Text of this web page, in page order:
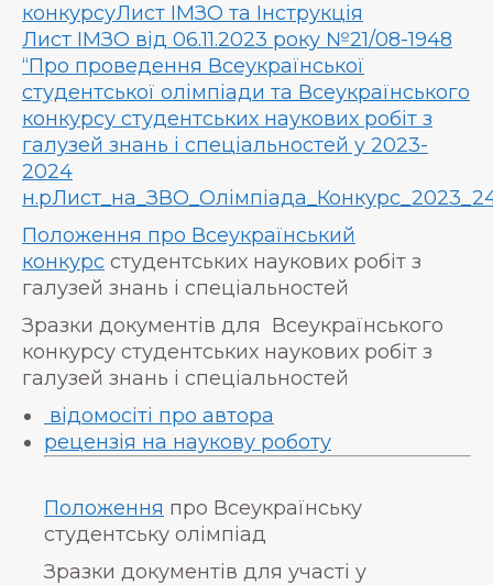
конкурсуЛист ІМЗО та Інструкція
Лист ІМЗО від 06.11.2023 року №21/08-1948
“Про проведення Всеукраїнської
студентської олімпіади та Всеукраїнського
конкурсу студентських наукових робіт з
галузей знань і спеціальностей у 2023-
2024
Положення про Всеукраїнський
конкурс студентських наукових робіт з
галузей знань і спеціальностей
Зразки документів для Всеукраїнського
конкурсу студентських наукових робіт з
галузей знань і спеціальностей
відомосіті про автора
рецензія на наукову роботу
Положення про Всеукраїнську
студентську олімпіад
Зразки документів для участі у